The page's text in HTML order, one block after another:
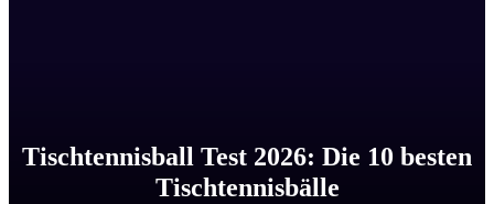
Tischtennisball Test 2026: Die 10 besten
Tischtennisbälle